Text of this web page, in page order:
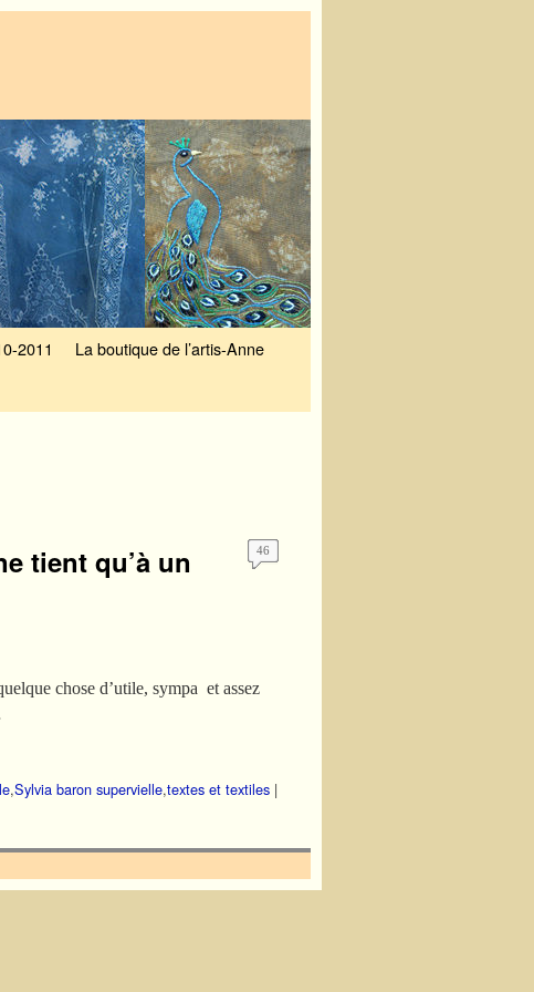
2011
La boutique de l’artis-Anne
tient qu’à un
46
chose d’utile, sympa et assez
,Sylvia baron supervielle,textes et textiles |